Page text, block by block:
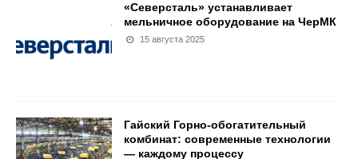
«Северсталь» устанавливает
мельничное оборудование на ЧерМК
15 августа 2025
Гайский Горно-обогатительный
комбинат: современные технологии
— каждому процессу